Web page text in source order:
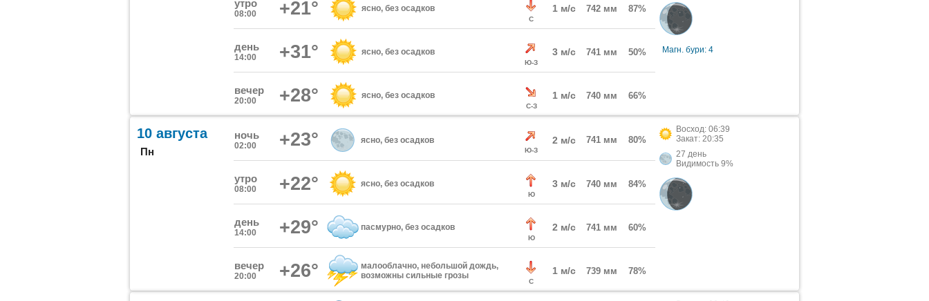
утро
08:00 +21° ясно, без осадков
С
1 м/с 742 мм 87%
день
14:00 +31° ясно, без осадков
Ю-З
3 м/с 741 мм 50%
вечер
20:00 +28° ясно, без осадков
С-З
1 м/с 740 мм 66%
Магн. бури: 4
10 августа
Пн
ночь
02:00 +23° ясно, без осадков
Ю-З
2 м/с 741 мм 80%
утро
08:00 +22° ясно, без осадков
Ю
3 м/с 740 мм 84%
день
14:00 +29° пасмурно, без осадков
Ю
2 м/с 741 мм 60%
вечер
20:00 +26°
малооблачно, небольшой дождь,
возможны сильные грозы
С
1 м/с 739 мм 78%
Восход: 06:39
Закат: 20:35
27 день
Видимость 9%